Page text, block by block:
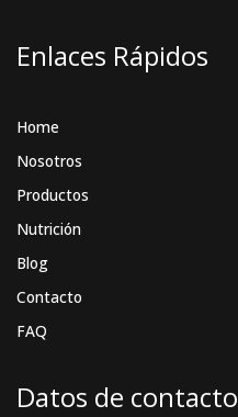
m
Enlaces Rápidos
Home
Nosotros
Productos
Nutrición
Blog
Contacto
FAQ
Datos de contacto